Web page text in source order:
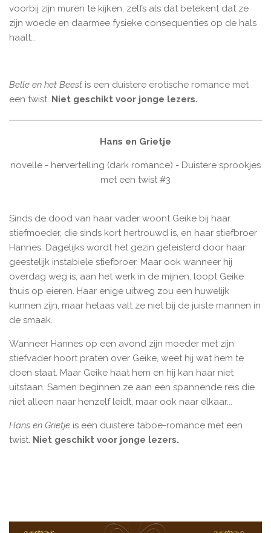
voorbij zijn muren te kijken, zelfs als dat betekent dat ze
zijn woede en daarmee fysieke consequenties op de hals
haalt…
Belle en het Beest is een duistere erotische romance met
een twist. Niet geschikt voor jonge lezers.
Hans en Grietje
novelle - hervertelling (dark romance) - Duistere sprookjes
met een twist #3
Sinds de dood van haar vader woont Geike bij haar
stiefmoeder, die sinds kort hertrouwd is, en haar stiefbroer
Hannes. Dagelijks wordt het gezin geteisterd door haar
geestelijk instabiele stiefbroer. Maar ook wanneer hij
overdag weg is, aan het werk in de mijnen, loopt Geike
thuis op eieren. Haar enige uitweg zou een huwelijk
kunnen zijn, maar helaas valt ze niet bij de juiste mannen in
de smaak.
Wanneer Hannes op een avond zijn moeder met zijn
stiefvader hoort praten over Geike, weet hij wat hem te
doen staat. Maar Geike haat hem en hij kan haar niet
uitstaan. Samen beginnen ze aan een spannende reis die
niet alleen naar henzelf leidt, maar ook naar elkaar...
Hans en Grietje is een duistere taboe-romance met een
twist. Niet geschikt voor jonge lezers.